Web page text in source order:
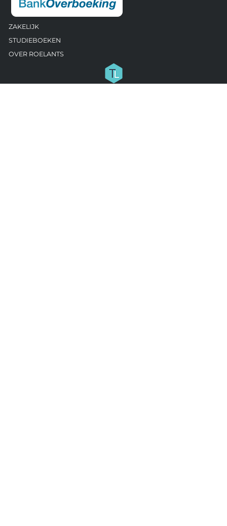
ZAKELIJK
STUDIEBOEKEN
OVER ROELANTS